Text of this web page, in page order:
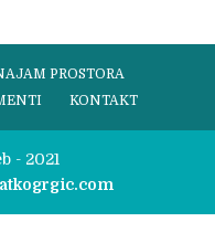
PROSTORA
KONTAKT
- 2021